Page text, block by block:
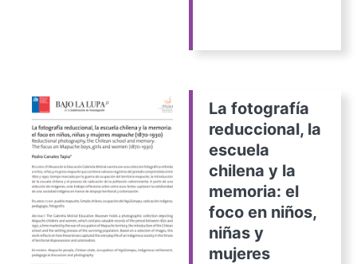
La fotografía
reduccional, la
escuela
chilena y la
memoria: el
foco en niños,
niñas y
mujeres